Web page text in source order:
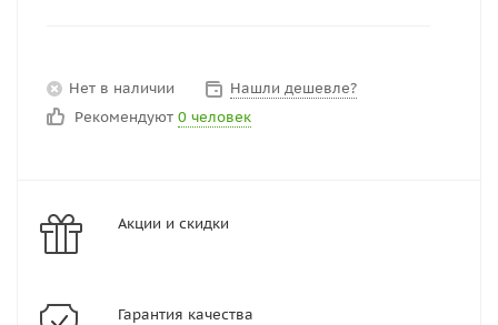
Нет в наличии
Нашли дешевле?
Рекомендуют 0 человек
Акции и скидки
Гарантия качества